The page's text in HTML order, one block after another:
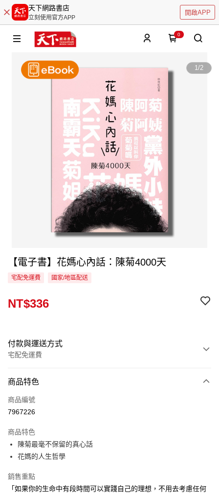
天下網路書店
立刻使用官方APP
開啟APP
0
1/2
【電子書】花媽心內話：陳菊4000天
宅配免運費 國家/地區配送
NT$336
付款與運送方式
宅配免運費
信用卡一次付款
LINE Pay
街口支付
悠遊付
ATM付款
商品特色
商品編號
7967226
商品特色
陳菊最毫不保留的真心話
花媽的人生哲學
銷售重點
「如果你的生命中有段時間可以實踐自己的理想，不用去考慮任何